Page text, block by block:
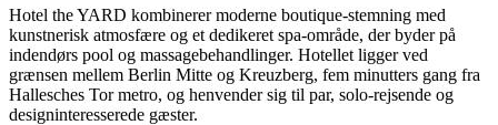
Hotel the YARD kombinerer moderne boutique-stemning med
kunstnerisk atmosfære og et dedikeret spa-område, der byder på
indendørs pool og massagebehandlinger. Hotellet ligger ved
grænsen mellem Berlin Mitte og Kreuzberg, fem minutters gang fra
Hallesches Tor metro, og henvender sig til par, solo-rejsende og
designinteresserede gæster.